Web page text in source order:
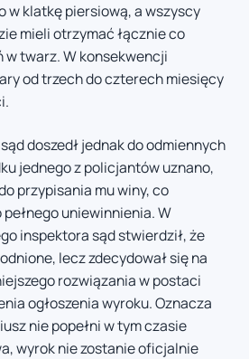
w klatkę piersiową, a wszyscy
mieli otrzymać łącznie co
w twarz. W konsekwencji
od trzech do czterech miesięcy
doszedł jednak do odmiennych
jednego z policjantów uznano,
przypisania mu winy, co
uniewinnienia. W
inspektora sąd stwierdził, że
lecz zdecydował się na
rozwiązania w postaci
ogłoszenia wyroku. Oznacza
nie popełni w tym czasie
wyrok nie zostanie oficjalnie